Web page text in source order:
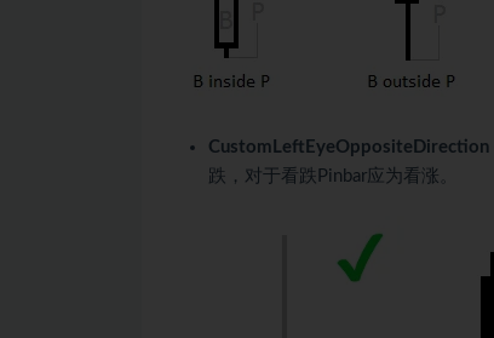
CustomLeftEyeOppositeDirection
跌，对于看跌Pinbar应为看涨。